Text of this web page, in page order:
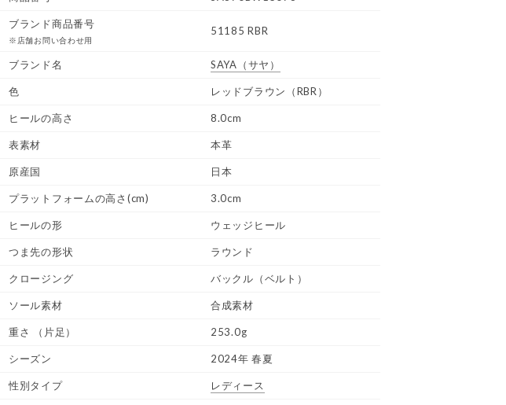
ブランド商品番号
※店舗お問い合わせ用
51185 RBR
ブランド名 SAYA （サヤ）
色 レッドブラウン（RBR）
ヒールの高さ 8.0cm
表素材 本革
原産国 日本
プラットフォームの高さ(cm) 3.0cm
ヒールの形 ウェッジヒール
つま先の形状 ラウンド
クロージング バックル（ベルト）
ソール素材 合成素材
重さ （片足） 253.0g
シーズン 2024年 春夏
性別タイプ レディース